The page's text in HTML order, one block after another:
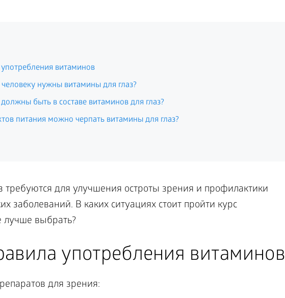
витаминов
человеку нужны витамины для глаз?
быть в составе витаминов для глаз?
питания можно черпать витамины для глаз?
требуются для улучшения остроты зрения и профилактики
заболеваний. В каких ситуациях стоит пройти курс
лучше выбрать?
употребления витаминов
для зрения: